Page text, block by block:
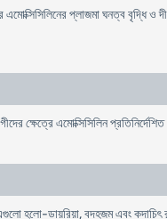
এমোক্সিসিলিনের প্লাজমা ঘনত্ব বৃদ্ধি
ক্ষেত্রে এমোক্সিসিলিন
হলো-ডায়রিয়া, বদহজম এবং